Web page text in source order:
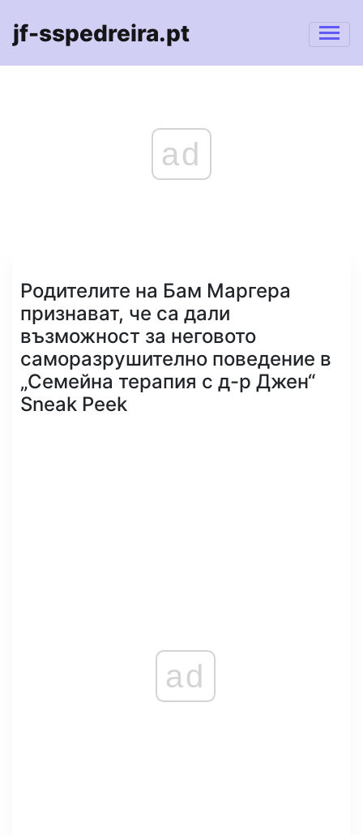
jf-sspedreira.pt
ad
Родителите на Бам Маргера
признават, че са дали
възможност за неговото
саморазрушително поведение в
„Семейна терапия с д-р Джен“
Sneak Peek
ad